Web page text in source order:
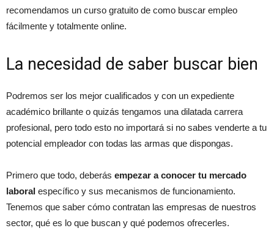
recomendamos un curso gratuito de como buscar empleo
fácilmente y totalmente online.
La necesidad de saber buscar bien
Podremos ser los mejor cualificados y con un expediente
académico brillante o quizás tengamos una dilatada carrera
profesional, pero todo esto no importará si no sabes venderte a tu
potencial empleador con todas las armas que dispongas.
Primero que todo, deberás empezar a conocer tu mercado
laboral específico y sus mecanismos de funcionamiento.
Tenemos que saber cómo contratan las empresas de nuestros
sector, qué es lo que buscan y qué podemos ofrecerles.